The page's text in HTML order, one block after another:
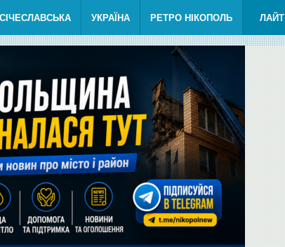
СІЧЕСЛАВСЬКА УКРАЇНА РЕТРО НІКОПОЛЬ ЛАЙТ